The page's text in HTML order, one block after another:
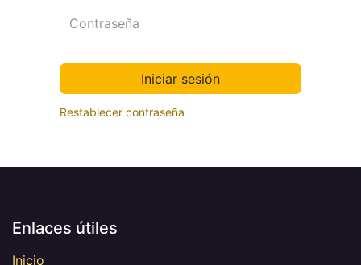
Iniciar sesión
Restablecer contraseña
Enlaces útiles
Inicio